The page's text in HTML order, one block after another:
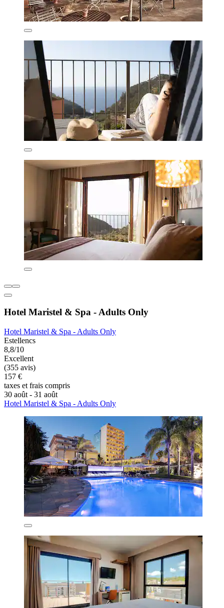
Hotel Maristel & Spa - Adults Only
Hotel Maristel & Spa - Adults Only
Estellencs
8,8/10
Excellent
(355 avis)
157 €
taxes et frais compris
30 août - 31 août
Hotel Maristel & Spa - Adults Only